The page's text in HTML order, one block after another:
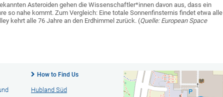
Asteroiden gehen die Wissenschaftler*innen davon aus, dass ein
so nahe kommt. Zum Vergleich: Eine totale Sonnenfinsternis findet etwa alle
kehrt alle 76 Jahre an den Erdhimmel zurück. (Quelle: European Space
How to Find Us
Hubland Süd